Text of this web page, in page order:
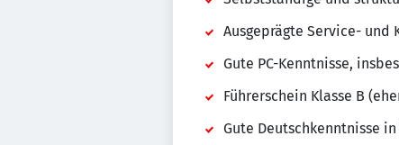
Ausgeprägte Service- und
Gute PC-Kenntnisse,
Führerschein Klasse B
Gute Deutschkenntnisse